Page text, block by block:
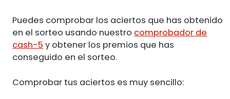
Puedes comprobar los aciertos que has obtenido
en el sorteo usando nuestro comprobador de
cash-5 y obtener los premios que has
conseguido en el sorteo.
Comprobar tus aciertos es muy sencillo: